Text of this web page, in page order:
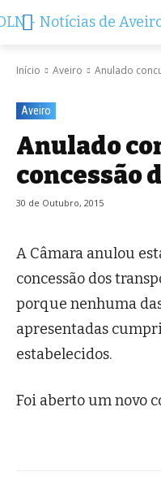
Início Aveiro Anulado
Aveiro
Anulado
concessão
30 de Outubro, 2015
A Câmara anulou
concessão dos
porque nenhuma
apresentadas
estabelecidos.
Foi aberto um novo